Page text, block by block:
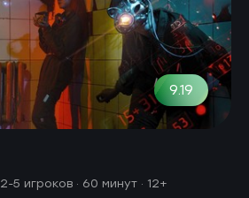
9.19
2-5 игроков · 60 минут · 12+